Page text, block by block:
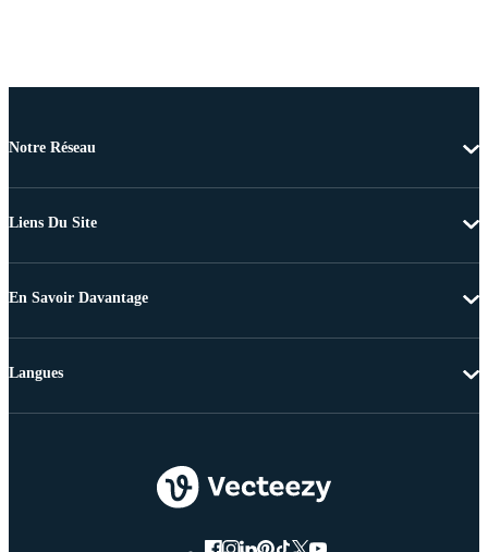
Notre Réseau
Liens Du Site
En Savoir Davantage
Langues